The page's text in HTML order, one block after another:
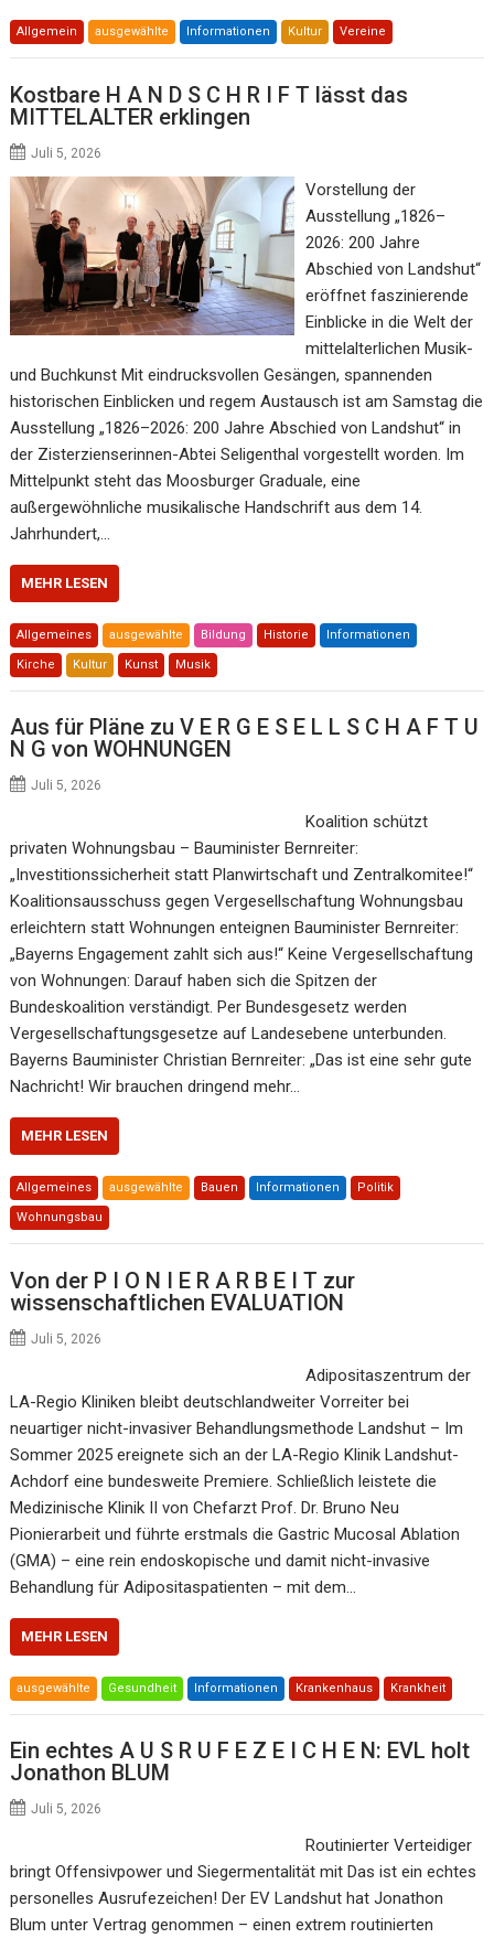
Allgemein ausgewählte Informationen Kultur Vereine
Kostbare H A N D S C H R I F T lässt das
MITTELALTER erklingen
Juli 5, 2026
Vorstellung der
Ausstellung „1826–
2026: 200 Jahre
Abschied von Landshut“
eröffnet faszinierende
Einblicke in die Welt der
mittelalterlichen Musik-
und Buchkunst Mit eindrucksvollen Gesängen, spannenden
historischen Einblicken und regem Austausch ist am Samstag die
Ausstellung „1826–2026: 200 Jahre Abschied von Landshut“ in
der Zisterzienserinnen-Abtei Seligenthal vorgestellt worden. Im
Mittelpunkt steht das Moosburger Graduale, eine
außergewöhnliche musikalische Handschrift aus dem 14.
Jahrhundert,…
MEHR LESEN
Allgemeines ausgewählte Bildung Historie Informationen
Kirche Kultur Kunst Musik
Aus für Pläne zu V E R G E S E L L S C H A F T U
N G von WOHNUNGEN
Juli 5, 2026
Koalition schützt
privaten Wohnungsbau – Bauminister Bernreiter:
„Investitionssicherheit statt Planwirtschaft und Zentralkomitee!“
Koalitionsausschuss gegen Vergesellschaftung Wohnungsbau
erleichtern statt Wohnungen enteignen Bauminister Bernreiter:
„Bayerns Engagement zahlt sich aus!“ Keine Vergesellschaftung
von Wohnungen: Darauf haben sich die Spitzen der
Bundeskoalition verständigt. Per Bundesgesetz werden
Vergesellschaftungsgesetze auf Landesebene unterbunden.
Bayerns Bauminister Christian Bernreiter: „Das ist eine sehr gute
Nachricht! Wir brauchen dringend mehr…
MEHR LESEN
Allgemeines ausgewählte Bauen Informationen Politik
Wohnungsbau
Von der P I O N I E R A R B E I T zur
wissenschaftlichen EVALUATION
Juli 5, 2026
Adipositaszentrum der
LA-Regio Kliniken bleibt deutschlandweiter Vorreiter bei
neuartiger nicht-invasiver Behandlungsmethode Landshut – Im
Sommer 2025 ereignete sich an der LA-Regio Klinik Landshut-
Achdorf eine bundesweite Premiere. Schließlich leistete die
Medizinische Klinik II von Chefarzt Prof. Dr. Bruno Neu
Pionierarbeit und führte erstmals die Gastric Mucosal Ablation
(GMA) – eine rein endoskopische und damit nicht-invasive
Behandlung für Adipositaspatienten – mit dem…
MEHR LESEN
ausgewählte Gesundheit Informationen Krankenhaus Krankheit
Ein echtes A U S R U F E Z E I C H E N: EVL holt
Jonathon BLUM
Juli 5, 2026
Routinierter Verteidiger
bringt Offensivpower und Siegermentalität mit Das ist ein echtes
personelles Ausrufezeichen! Der EV Landshut hat Jonathon
Blum unter Vertrag genommen – einen extrem routinierten